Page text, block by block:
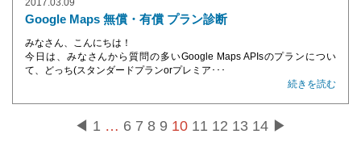
2017.03.09
Google Maps 無償・有償 プラン診断
みなさん、こんにちは！
今日は、みなさんから質問の多いGoogle Maps APIsのプランについ
て、どっち(スタンダードプランorプレミア･･･
続きを読む
◀ 1 … 6 7 8 9 10 11 12 13 14 ▶